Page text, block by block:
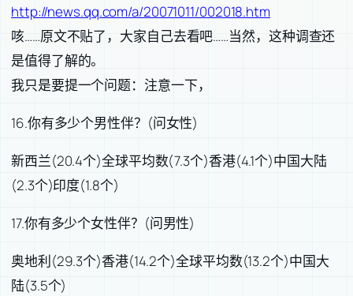
http://news.qq.com/a/20071011/002018.htm
咳……原文不贴了，大家自己去看吧……当然，这种调查还
是值得了解的。
我只是要提一个问题：注意一下，
16.你有多少个男性伴？(问女性)
新西兰(20.4个)全球平均数(7.3个)香港(4.1个)中国大陆
(2.3个)印度(1.8个)
17.你有多少个女性伴？(问男性)
奥地利(29.3个)香港(14.2个)全球平均数(13.2个)中国大
陆(3.5个)